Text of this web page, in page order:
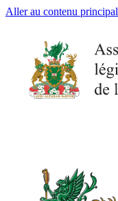
Aller au contenu principal